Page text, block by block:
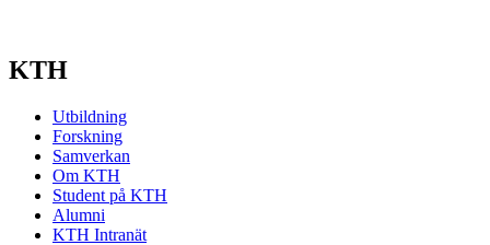
KTH
Utbildning
Forskning
Samverkan
Om KTH
Student på KTH
Alumni
KTH Intranät